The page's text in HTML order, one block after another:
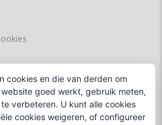
cookies en die van derden om
goed werkt, gebruik meten,
verbeteren. U kunt alle cookies
cookies weigeren, of configureer